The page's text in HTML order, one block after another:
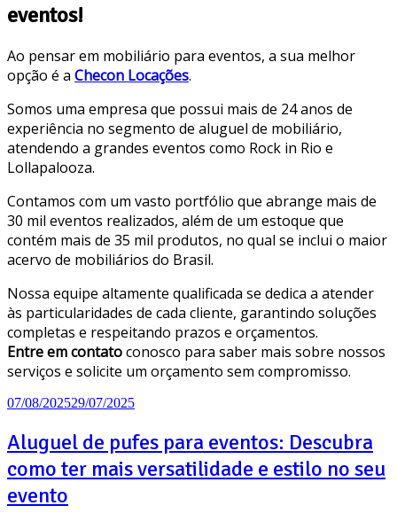
eventos!
Ao pensar em mobiliário para eventos, a sua melhor
opção é a Checon Locações.
Somos uma empresa que possui mais de 24 anos de
experiência no segmento de aluguel de mobiliário,
atendendo a grandes eventos como Rock in Rio e
Lollapalooza.
Contamos com um vasto portfólio que abrange mais de
30 mil eventos realizados, além de um estoque que
contém mais de 35 mil produtos, no qual se inclui o maior
acervo de mobiliários do Brasil.
Nossa equipe altamente qualificada se dedica a atender
às particularidades de cada cliente, garantindo soluções
completas e respeitando prazos e orçamentos.
Entre em contatoconosco para saber mais sobre nossos
serviços e solicite um orçamento sem compromisso.
07/08/202529/07/2025
Aluguel de pufes para eventos: Descubra
como ter mais versatilidade e estilo no seu
evento